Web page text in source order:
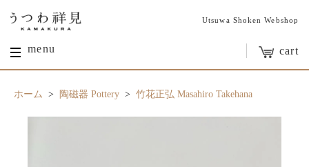
Utsuwa Shoken Webshop
menu cart
ホーム > 陶磁器 Pottery > 竹花正弘 Masahiro Takehana